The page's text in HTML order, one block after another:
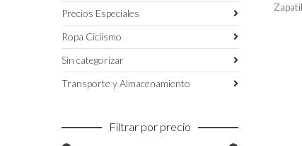
tiene
Precios Especiales
Ropa Ciclismo
Sin categorizar
Transporte y Almacenamiento
Filtrar por precio